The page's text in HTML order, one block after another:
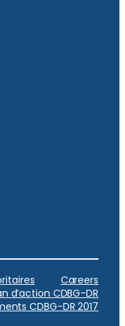
Careers
d’action CDBG-DR
CDBG-DR 2017